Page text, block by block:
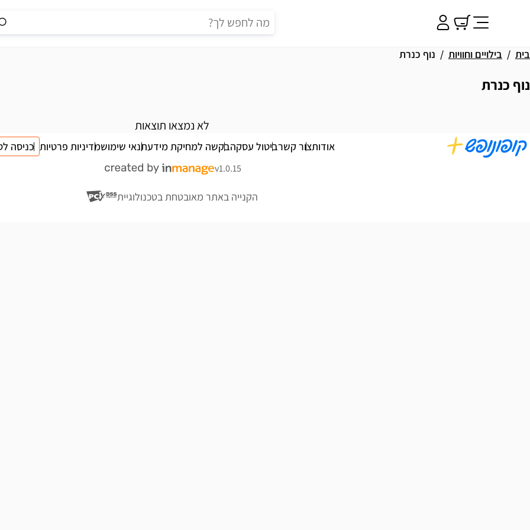
בית בילויים וחוויות נוף כנרת
נוף כנרת
לא נמצאו תוצאות
אודותצור קשרביטול עסקהבקשה למחיקת מידעתנאי שימושמדיניות פרטיות כניסה
v1.0.15
הקנייה באתר מאובטחת בטכנולוגיית